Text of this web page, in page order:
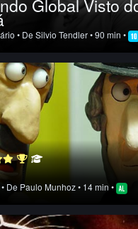
Global Visto
• DeSilvio Tendler• 90 min •
• De Paulo Munhoz• 14 min •